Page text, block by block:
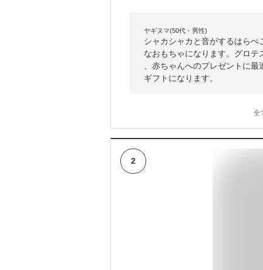
ヤギヌマ(50代・男性)
シャカシャカと音がするはら
なおもちゃになります。グロ
、赤ちゃんへのプレゼントに
ギフトになります。
全
2